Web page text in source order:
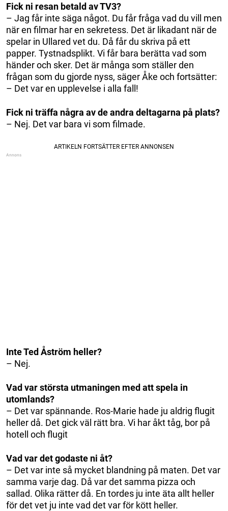
Fick ni resan betald av TV3?
– Jag får inte säga något. Du får fråga vad du vill men
när en filmar har en sekretess. Det är likadant när de
spelar in Ullared vet du. Då får du skriva på ett
papper. Tystnadsplikt. Vi får bara berätta vad som
händer och sker. Det är många som ställer den
frågan som du gjorde nyss, säger Åke och fortsätter:
– Det var en upplevelse i alla fall!
Fick ni träffa några av de andra deltagarna på plats?
– Nej. Det var bara vi som filmade.
Inte Ted Åström heller?
– Nej.
Vad var största utmaningen med att spela in
utomlands?
– Det var spännande. Ros-Marie hade ju aldrig flugit
heller då. Det gick väl rätt bra. Vi har åkt tåg, bor på
hotell och flugit
Vad var det godaste ni åt?
– Det var inte så mycket blandning på maten. Det var
samma varje dag. Då var det samma pizza och
sallad. Olika rätter då. En tordes ju inte äta allt heller
för det vet ju inte vad det var för kött heller.